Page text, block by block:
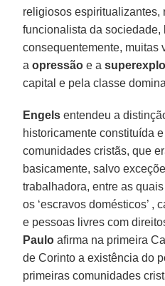
religiosos espiritualizantes,
funcionalista da sociedade,
consequentemente, muitas
aopressão e a
capital e pela classe
Engels entendeu a
historicamente constituída
comunidades cristãs, que
basicamente, salvo
trabalhadora, entre as quais
os ‘escravos domésticos’ ,
e pessoas livres com
Paulo afirma na primeira
de Corinto a existência do
primeiras comunidades